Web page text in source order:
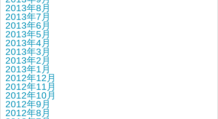
2013年8月
2013年7月
2013年6月
2013年5月
2013年4月
2013年3月
2013年2月
2013年1月
2012年12月
2012年11月
2012年10月
2012年9月
2012年8月